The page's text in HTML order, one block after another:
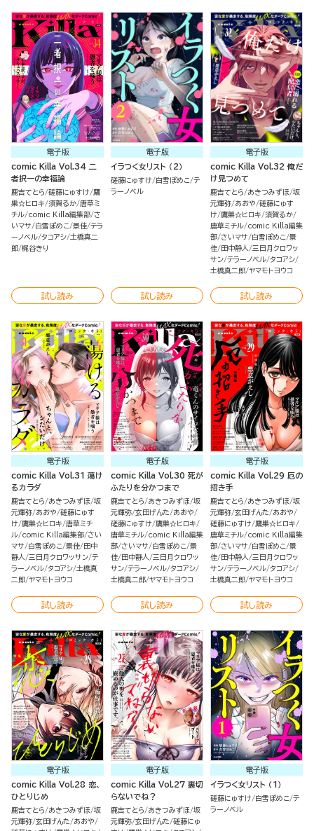
電子版
comic Killa Vol.34 二
者択一の幸福論
鹿吉てとら 磋藤にゅすけ 鷹
巣☆ヒロキ 須賀るか 唐草ミ
チル comic Killa編集部 さ
いマサ
白雪ぽめこ 景佳 テラ
ーノベル タコアシ 土橋真二
郎 梶谷きり
試し読み
電子版
イラつく女リスト （2）
磋藤にゅすけ 白雪ぽめこ テ
ラーノベル
試し読み
電子版
comic Killa Vol.32 俺だ
け見つめて
鹿吉てとら あきつみずほ 坂
元輝弥 あおや 磋藤にゅす
け 鷹巣☆ヒロキ 須賀るか
唐草ミチル comic Killa編集
部 さいマサ 白雪ぽめこ 景
佳 田中静人 三日月クロワッ
サン テラーノベル タコアシ
土橋真二郎 ヤマモトヨウコ
試し読み
電子版
comic Killa Vol.31 蕩け
るカラダ
鹿吉てとら あきつみずほ 坂
元輝弥 あおや 磋藤にゅす
け 鷹巣☆ヒロキ
唐草ミチ
ル comic Killa編集部 さい
マサ
白雪ぽめこ 景佳 田中
静人 三日月クロワッサン テ
ラーノベル タコアシ 土橋真
二郎 ヤマモトヨウコ
試し読み
電子版
comic Killa Vol.30 死が
ふたりを分かつまで
鹿吉てとら あきつみずほ 坂
元輝弥 玄田げんた
あおや
磋藤にゅすけ 鷹巣☆ヒロキ
唐草ミチル comic Killa編集
部 さいマサ 白雪ぽめこ 景
佳 田中静人 三日月クロワッ
サン テラーノベル タコアシ
土橋真二郎 ヤマモトヨウコ
試し読み
電子版
comic Killa Vol.29 厄の
招き手
鹿吉てとら あきつみずほ 坂
元輝弥 玄田げんた
あおや
磋藤にゅすけ 鷹巣☆ヒロキ
唐草ミチル comic Killa編集
部 さいマサ 白雪ぽめこ 景
佳 田中静人 三日月クロワッ
サン テラーノベル タコアシ
土橋真二郎 ヤマモトヨウコ
試し読み
電子版
comic Killa Vol.28 恋、
ひとりじめ
鹿吉てとら あきつみずほ 坂
元輝弥 玄田げんた
あおや
電子版
comic Killa Vol.27 裏切
らないでね？
鹿吉てとら あきつみずほ 坂
元輝弥 玄田げんた 磋藤にゅ
電子版
イラつく女リスト （1）
磋藤にゅすけ 白雪ぽめこ テ
ラーノベル